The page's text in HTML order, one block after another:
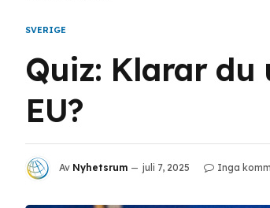
SVERIGE
Quiz: Klarar
EU?
Av Nyhetsrum juli 7, 2025 Inga